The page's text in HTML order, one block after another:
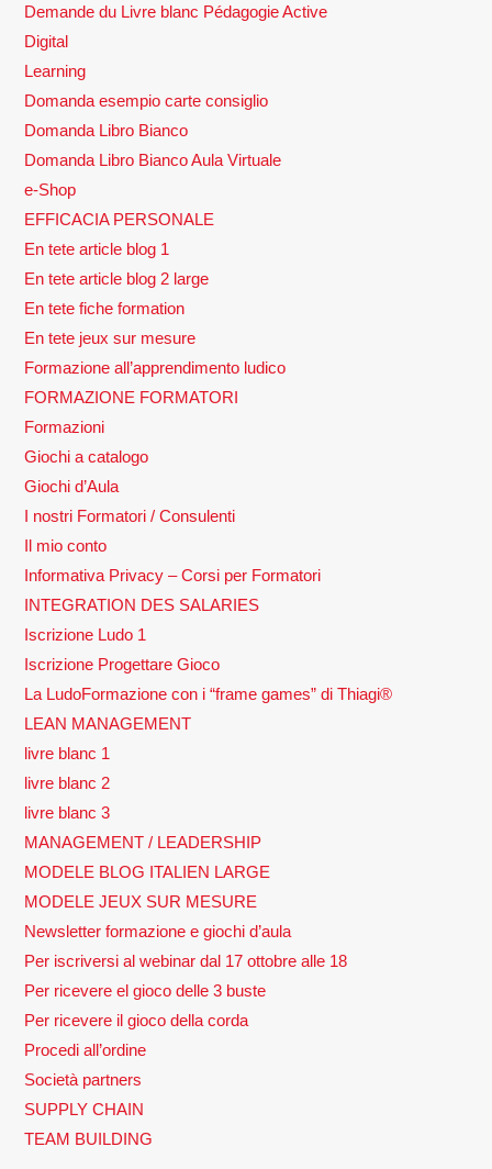
Demande du Livre blanc Pédagogie Active
Digital
Learning
Domanda esempio carte consiglio
Domanda Libro Bianco
Domanda Libro Bianco Aula Virtuale
e-Shop
EFFICACIA PERSONALE
En tete article blog 1
En tete article blog 2 large
En tete fiche formation
En tete jeux sur mesure
Formazione all’apprendimento ludico
FORMAZIONE FORMATORI
Formazioni
Giochi a catalogo
Giochi d’Aula
I nostri Formatori / Consulenti
Il mio conto
Informativa Privacy – Corsi per Formatori
INTEGRATION DES SALARIES
Iscrizione Ludo 1
Iscrizione Progettare Gioco
La LudoFormazione con i “frame games” di Thiagi®
LEAN MANAGEMENT
livre blanc 1
livre blanc 2
livre blanc 3
MANAGEMENT / LEADERSHIP
MODELE BLOG ITALIEN LARGE
MODELE JEUX SUR MESURE
Newsletter formazione e giochi d’aula
Per iscriversi al webinar dal 17 ottobre alle 18
Per ricevere el gioco delle 3 buste
Per ricevere il gioco della corda
Procedi all’ordine
Società partners
SUPPLY CHAIN
TEAM BUILDING